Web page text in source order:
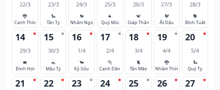
22/3
🐉
Canh Thìn
23/3
🐍
Tân Tỵ
24/3
🐎
Nhâm Ngọ
25/3
🐐
Quý Mùi
26/3
🐒
Giáp Thân
27/3
🐓
Ất Dậu
28/3
🐕
Bính Tuất
14
29/3
🐖
Đinh Hợi
15
30/3
🐀
Mậu Tý
16
1/4
🐂
Kỷ Sửu
17
2/4
🐅
Canh Dần
18
3/4
🐈
Tân Mão
19
4/4
🐉
Nhâm Thìn
20
5/4
🐍
Quý Tỵ
21 22 23 24 25 26 27